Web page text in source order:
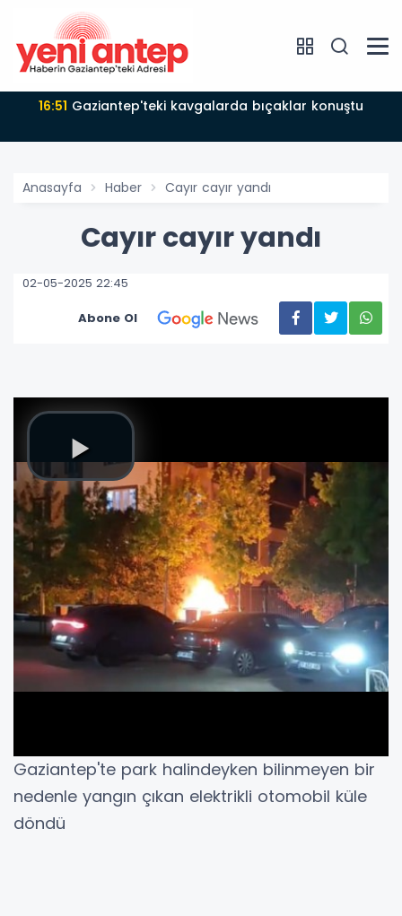
16:51 Gaziantep'teki kavgalarda bıçaklar konuştu
Anasayfa Haber Cayır cayır yandı
Cayır cayır yandı
02-05-2025 22:45
Abone Ol
Gaziantep'te park halindeyken bilinmeyen bir
nedenle yangın çıkan elektrikli otomobil küle
döndü